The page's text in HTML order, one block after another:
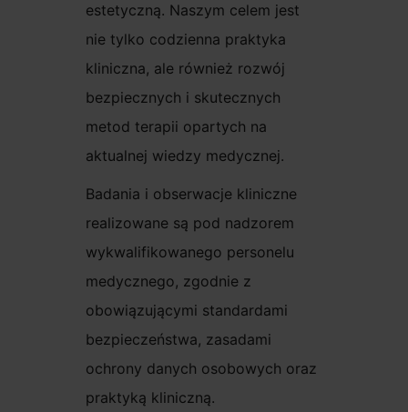
estetyczną. Naszym celem jest
nie tylko codzienna praktyka
kliniczna, ale również rozwój
bezpiecznych i skutecznych
metod terapii opartych na
aktualnej wiedzy medycznej.
Badania i obserwacje kliniczne
realizowane są pod nadzorem
wykwalifikowanego personelu
medycznego, zgodnie z
obowiązującymi standardami
bezpieczeństwa, zasadami
ochrony danych osobowych oraz
praktyką kliniczną.